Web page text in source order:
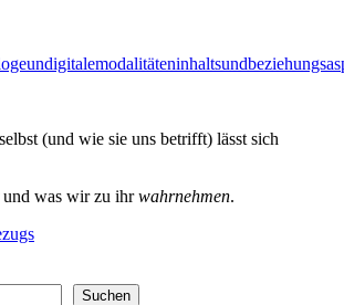
(und wie sie uns betrifft) lässt sich
und was wir zu ihrwahrnehmen.
Suchen